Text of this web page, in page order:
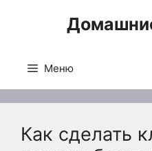
Меню
Как сделать